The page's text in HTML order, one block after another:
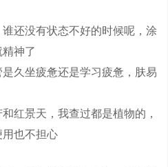
还没有状态不好的时候呢，涂
神了
久坐疲惫还是学习疲惫，肤易
红景天，我查过都是植物的，
也不担心